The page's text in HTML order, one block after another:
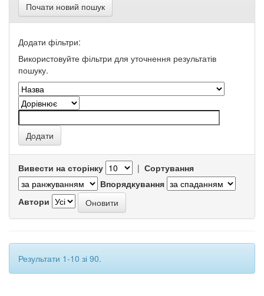
Почати новий пошук
Додати фільтри:
Використовуйте фільтри для уточнення результатів
пошуку.
Вивести на сторінку | Сортування
Впорядкування
Автори
Результати 1-10 зі 90.